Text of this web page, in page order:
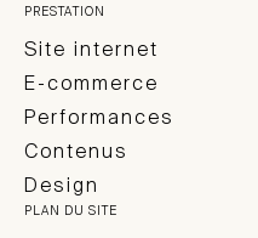
PRESTATION
Site internet
E-commerce
Performances
Contenus
Design
PLAN DU SITE